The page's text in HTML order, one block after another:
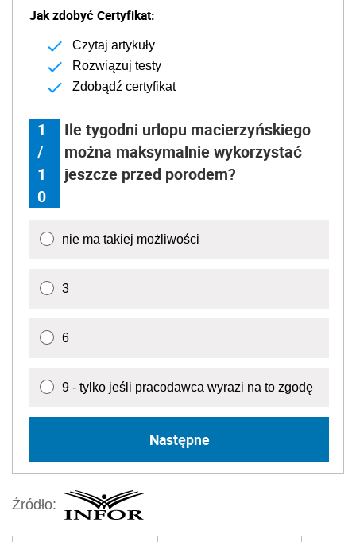
Jak zdobyć Certyfikat:
Czytaj artykuły
Rozwiązuj testy
Zdobądź certyfikat
1
/
1
0
Ile tygodni urlopu macierzyńskiego
można maksymalnie wykorzystać
jeszcze przed porodem?
nie ma takiej możliwości
3
6
9 - tylko jeśli pracodawca wyrazi na to zgodę
Następne
Źródło: